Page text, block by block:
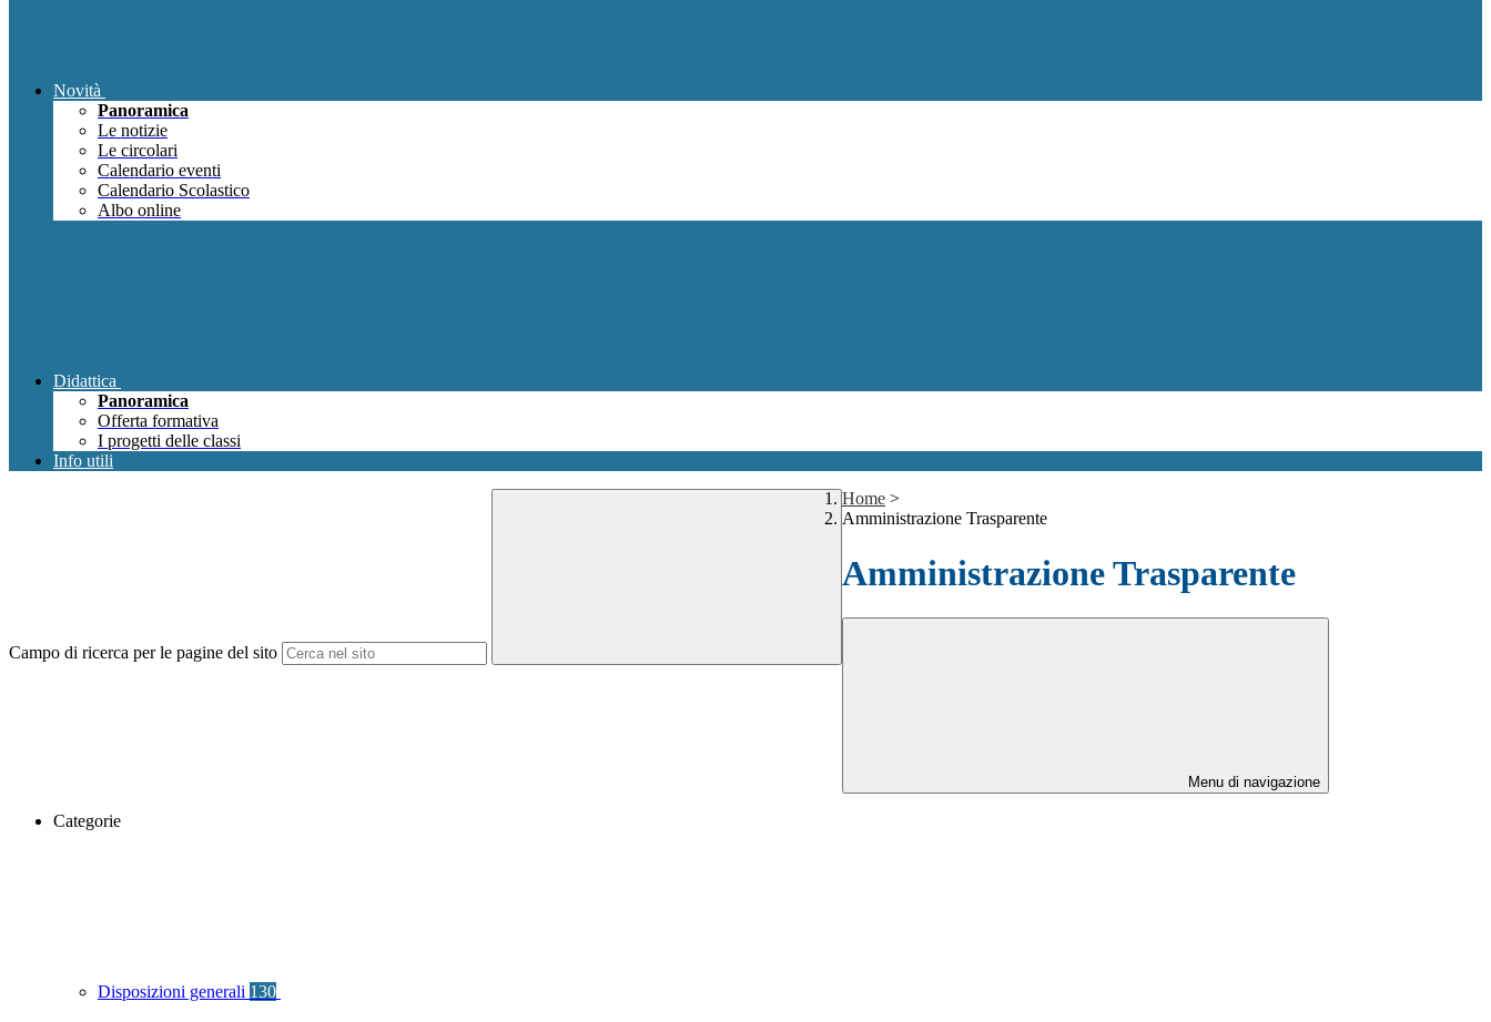
Novità
Panoramica
Le notizie
Le circolari
Calendario eventi
Calendario Scolastico
Albo online
Didattica
Panoramica
Offerta formativa
I progetti delle classi
Info utili
Campo di ricerca per le pagine del sito
Home >
Amministrazione Trasparente
Amministrazione Trasparente
Menu di navigazione
Categorie
Disposizioni generali 130